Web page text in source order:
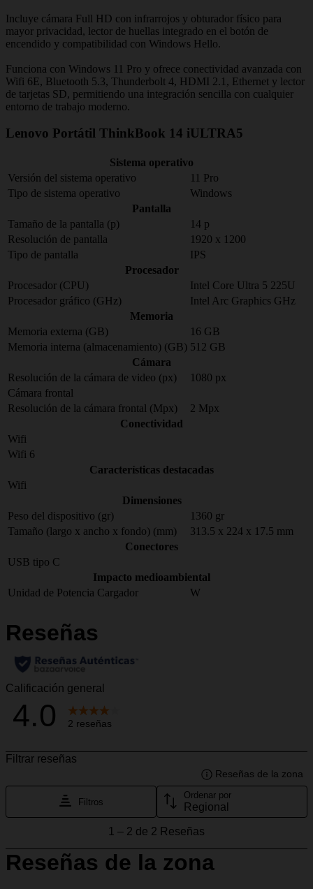
Incluye cámara Full HD con infrarrojos y obturador físico para
mayor privacidad, lector de huellas integrado en el botón de
encendido y compatibilidad con Windows Hello.
Funciona con Windows 11 Pro y ofrece conectividad avanzada con
Wifi 6E, Bluetooth 5.3, Thunderbolt 4, HDMI 2.1, Ethernet y lector
de tarjetas SD, permitiendo una integración sencilla con cualquier
entorno de trabajo moderno.
Lenovo Portátil ThinkBook 14 iULTRA5
Sistema operativo
Versión del sistema operativo
11 Pro
Tipo de sistema operativo
Windows
Pantalla
Tamaño de la pantalla (p)
14 p
Resolución de pantalla
1920 x 1200
Tipo de pantalla
IPS
Procesador
Procesador (CPU)
Intel Core Ultra 5 225U
Procesador gráfico (GHz)
Intel Arc Graphics GHz
Memoria
Memoria externa (GB)
16 GB
Memoria interna (almacenamiento) (GB) 512 GB
Cámara
Resolución de la cámara de video (px)
1080 px
Cámara frontal
Resolución de la cámara frontal (Mpx)
2 Mpx
Conectividad
Wifi
Wifi 6
Características destacadas
Wifi
Dimensiones
Peso del dispositivo (gr)
1360 gr
Tamaño (largo x ancho x fondo) (mm)
313.5 x 224 x 17.5 mm
Conectores
USB tipo C
Impacto medioambiental
Unidad de Potencia Cargador
W